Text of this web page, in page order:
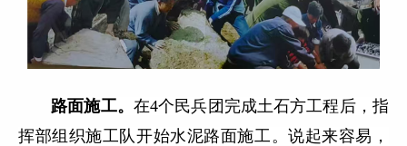
路面施工。 在4个民兵团完成土石方工程后，指
挥部组织施工队开始水泥路面施工。说起来容易，